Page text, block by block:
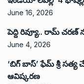
June 16, 2026
పెద్ది రివ్యూ.. రామ్ చరణ్
June 4, 2026
‘బిగ్ బాస్’ ఫేమ్ శ్రీ సత్య
ఆవిష్కరణ